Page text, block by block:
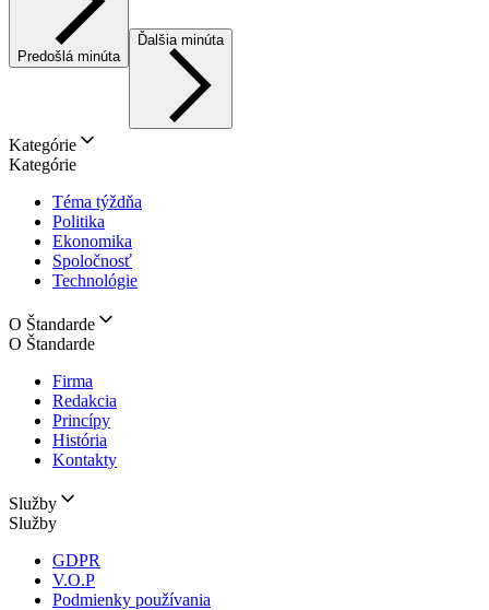
Predošlá minúta
Ďalšia minúta
Kategórie
Kategórie
Téma týždňa
Politika
Ekonomika
Spoločnosť
Technológie
O Štandarde
O Štandarde
Firma
Redakcia
Princípy
História
Kontakty
Služby
Služby
GDPR
V.O.P
Podmienky používania